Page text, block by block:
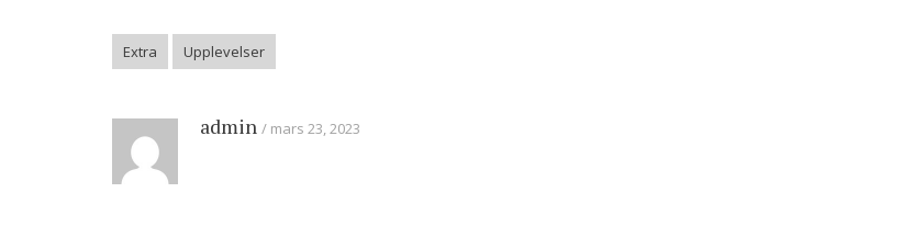
Extra Upplevelser
admin mars 23, 2023